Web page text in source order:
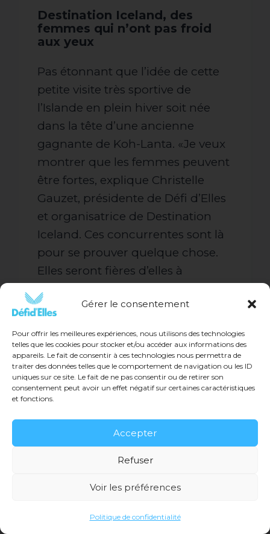
Gérer le consentement
Pour offrir les meilleures expériences, nous utilisons des technologies
telles que les cookies pour stocker et/ou accéder aux informations des
appareils. Le fait de consentir à ces technologies nous permettra de
traiter des données telles que le comportement de navigation ou les ID
uniques sur ce site. Le fait de ne pas consentir ou de retirer son
consentement peut avoir un effet négatif sur certaines caractéristiques
et fonctions.
Accepter
Refuser
Voir les préférences
Politique de confidentialité
Destination Iceland, des
femmes qui n’ont pas froid
aux yeux
Pas étonnant que l’idée de cette
petite visite très sportive de
l’Islande en plein hiver soit née
dans la tête d’une ancienne
gagnante de Koh-Lanta. «Je veux
montrer que les femmes peuvent
être fortes, explique Christelle
Gauzet, présidente de Défi d’Elles
et organisatrice de Destination
Iceland. Ces concurrentes sont là
pour se prouver quelque chose.
Elles seront fières d’elles à
l’arrivée.»
CONSULTER L'ARTICLE COMPLET ICI
ICI !